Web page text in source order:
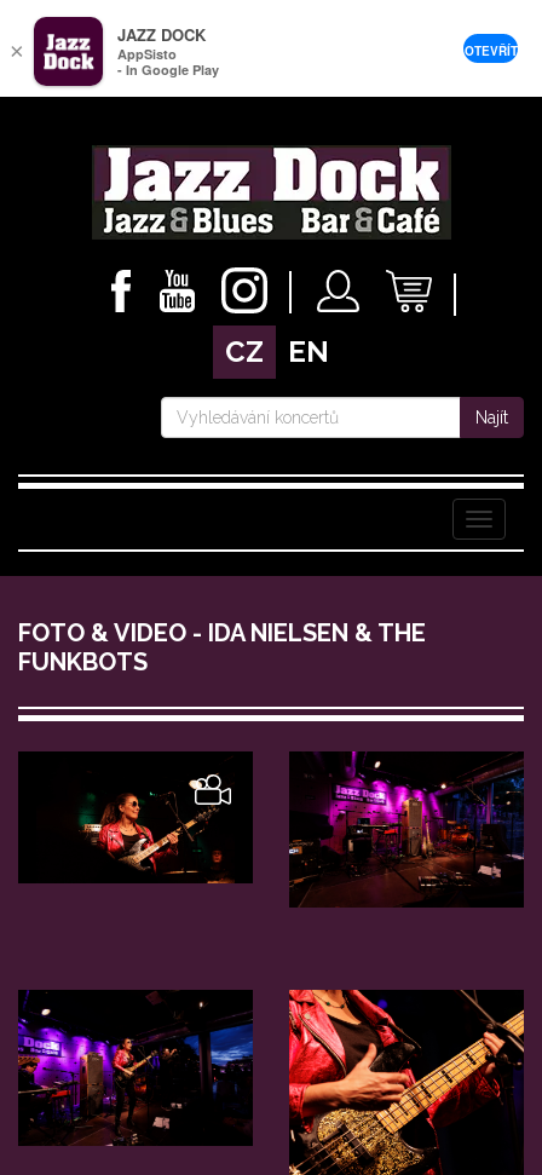
CZ EN
Najít
Menu
FOTO & VIDEO - IDA NIELSEN & THE
FUNKBOTS
×
JAZZ DOCK
AppSisto
- In Google Play
OTEVŘÍT